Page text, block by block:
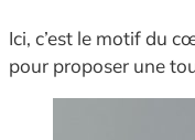
Ici, c’est le motif du
pour proposer une